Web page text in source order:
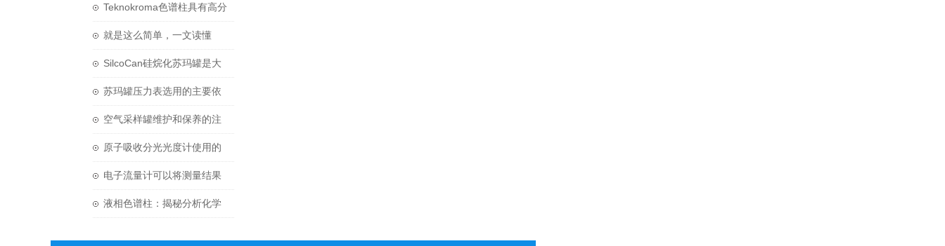
步骤
Teknokroma色谱柱具有高分
离效率和高灵敏度
就是这么简单，一文读懂
SilcoCan 硅烷化苏玛罐
SilcoCan硅烷化苏玛罐是大
气监测中的必需设备
苏玛罐压力表选用的主要依
据和原则是什么？
空气采样罐维护和保养的注
意要点有哪些？
原子吸收分光光度计使用的
吸收池必须洁净
电子流量计可以将测量结果
以数字或模拟信号的形式输
液相色谱柱：揭秘分析化学